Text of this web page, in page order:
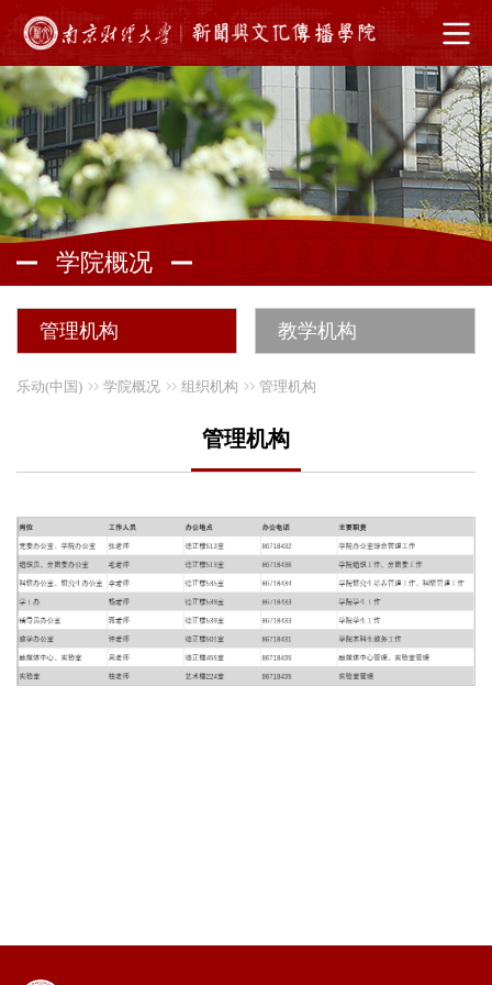
学院概况
管理机构 教学机构
乐动(中国) 学院概况 组织机构 管理机构
管理机构